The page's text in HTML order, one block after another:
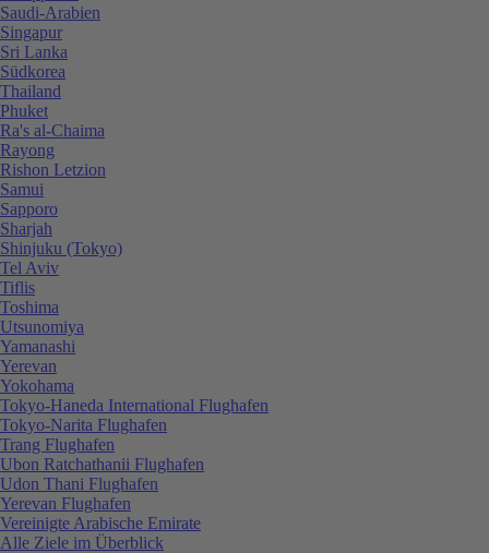
Saudi-Arabien
Singapur
Sri Lanka
Südkorea
Thailand
Phuket
Ra's al-Chaima
Rayong
Rishon Letzion
Samui
Sapporo
Sharjah
Shinjuku (Tokyo)
Tel Aviv
Tiflis
Toshima
Utsunomiya
Yamanashi
Yerevan
Yokohama
Tokyo-Haneda International Flughafen
Tokyo-Narita Flughafen
Trang Flughafen
Ubon Ratchathanii Flughafen
Udon Thani Flughafen
Yerevan Flughafen
Vereinigte Arabische Emirate
Alle Ziele im Überblick